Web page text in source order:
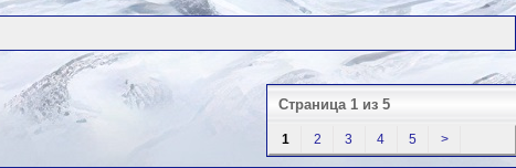
Страница 1 из 5
1 2 3 4 5 >